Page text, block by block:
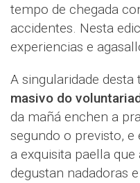
tempo de chegada
accidentes. Nesta
experiencias e
A singularidade desta
masivo do
da mañá enchen a
segundo o previsto,
a exquisita paella
degustan nadadoras